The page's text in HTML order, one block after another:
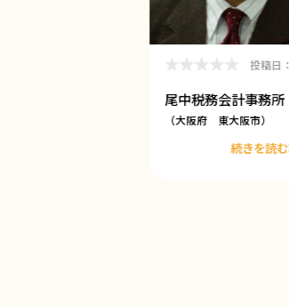
投稿日：
尾中税務会計事務所
（大阪府 東大阪市）
続きを読む